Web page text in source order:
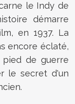
le Indy de
démarre
en 1937. La
encore éclaté,
de guerre
le secret d'un